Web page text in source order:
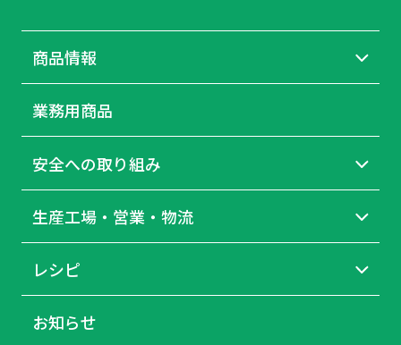
商品情報
業務用商品
安全への取り組み
生産工場・営業・物流
レシピ
お知らせ